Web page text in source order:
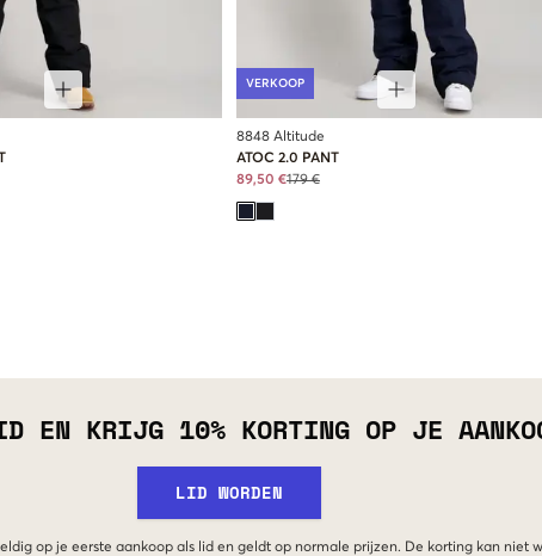
VERKOOP
8848 Altitude
ATOC 2.0 PANT
89,50 €179 €
EN KRIJG 10% KORTING OP JE
LID WORDEN
op je eerste aankoop als lid en geldt op normale prijzen. De korting kan niet